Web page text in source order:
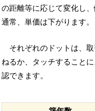
の距離等に応じて変化し
通常、単価は下がります。
それぞれのドットは、
ねるか、タッチすること
認できます。